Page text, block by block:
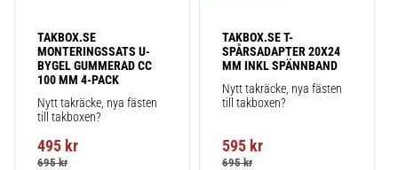
TAKBOX.SE
MONTERINGSSATS U-
BYGEL GUMMERAD CC
100 MM 4-PACK
Nytt takräcke, nya fästen
till takboxen?
495 kr
695kr
TAKBOX.SE T-
SPÅRSADAPTER 20X24
MM INKL SPÄNNBAND
Nytt takräcke, nya fästen
till takboxen?
595 kr
695kr